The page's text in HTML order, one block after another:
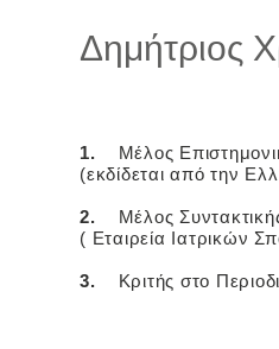
Δημήτριος
1.
Μέλος
(εκδίδεται από την
2.
Μέλος
( Εταιρεία Ιατρικών
3. Κριτής στο